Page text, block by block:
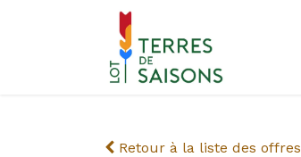
Se rendre au contenu
Retour à la liste des offres